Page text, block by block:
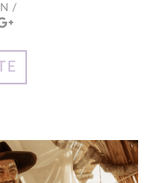
/